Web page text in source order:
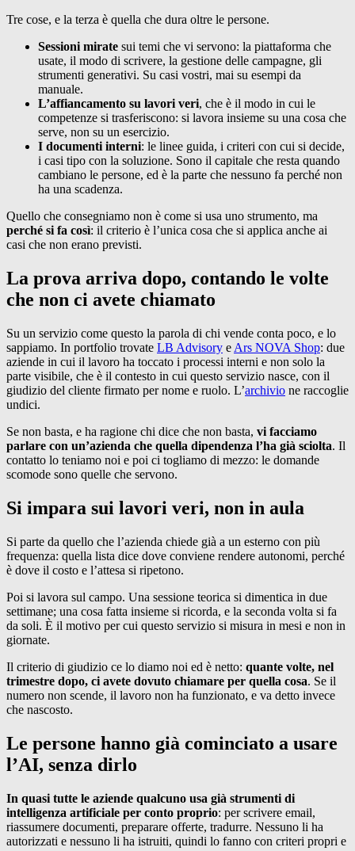
Tre cose, e la terza è quella che dura oltre le persone.
Sessioni mirate sui temi che vi servono: la piattaforma che
usate, il modo di scrivere, la gestione delle campagne, gli
strumenti generativi. Su casi vostri, mai su esempi da
manuale.
L’affiancamento su lavori veri, che è il modo in cui le
competenze si trasferiscono: si lavora insieme su una cosa che
serve, non su un esercizio.
I documenti interni: le linee guida, i criteri con cui si decide,
i casi tipo con la soluzione. Sono il capitale che resta quando
cambiano le persone, ed è la parte che nessuno fa perché non
ha una scadenza.
Quello che consegniamo non è come si usa uno strumento, ma
perché si fa così: il criterio è l’unica cosa che si applica anche ai
casi che non erano previsti.
La prova arriva dopo, contando le volte
che non ci avete chiamato
Su un servizio come questo la parola di chi vende conta poco, e lo
sappiamo. In portfolio trovate LB Advisory e Ars NOVA Shop: due
aziende in cui il lavoro ha toccato i processi interni e non solo la
parte visibile, che è il contesto in cui questo servizio nasce, con il
giudizio del cliente firmato per nome e ruolo. L’archivio ne raccoglie
undici.
Se non basta, e ha ragione chi dice che non basta, vi facciamo
parlare con un’azienda che quella dipendenza l’ha già sciolta. Il
contatto lo teniamo noi e poi ci togliamo di mezzo: le domande
scomode sono quelle che servono.
Si impara sui lavori veri, non in aula
Si parte da quello che l’azienda chiede già a un esterno con più
frequenza: quella lista dice dove conviene rendere autonomi, perché
è dove il costo e l’attesa si ripetono.
Poi si lavora sul campo. Una sessione teorica si dimentica in due
settimane; una cosa fatta insieme si ricorda, e la seconda volta si fa
da soli. È il motivo per cui questo servizio si misura in mesi e non in
giornate.
Il criterio di giudizio ce lo diamo noi ed è netto: quante volte, nel
trimestre dopo, ci avete dovuto chiamare per quella cosa. Se il
numero non scende, il lavoro non ha funzionato, e va detto invece
che nascosto.
Le persone hanno già cominciato a usare
l’AI, senza dirlo
In quasi tutte le aziende qualcuno usa già strumenti di
intelligenza artificiale per conto proprio: per scrivere email,
riassumere documenti, preparare offerte, tradurre. Nessuno li ha
autorizzati e nessuno li ha istruiti, quindi lo fanno con criteri propri e